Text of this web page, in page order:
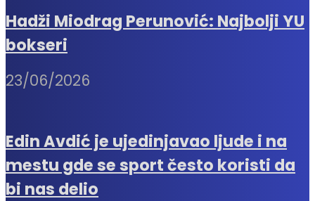
Hadži Miodrag Perunović: Najbolji YU
bokseri
23/06/2026
Edin Avdić je ujedinjavao ljude i na
mestu gde se sport često koristi da
bi nas delio